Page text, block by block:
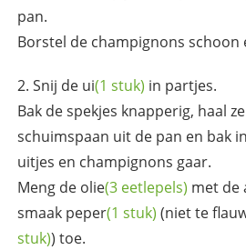
pan.
Borstel de champignons schoon
Snij de ui(1 stuk) in partjes.
Bak de spekjes knapperig, haal
schuimspaan uit de pan en bak
uitjes en champignons gaar.
Meng de olie(3 eetlepels) met de
smaak peper(1 stuk) (niet te
stuk)) toe.